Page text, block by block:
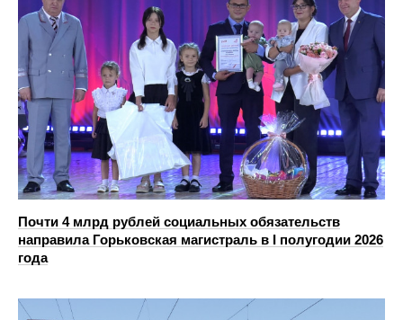
Почти 4 млрд рублей социальных обязательств
направила Горьковская магистраль в I полугодии 2026
года